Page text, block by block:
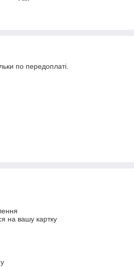
по передоплаті.
на вашу картку